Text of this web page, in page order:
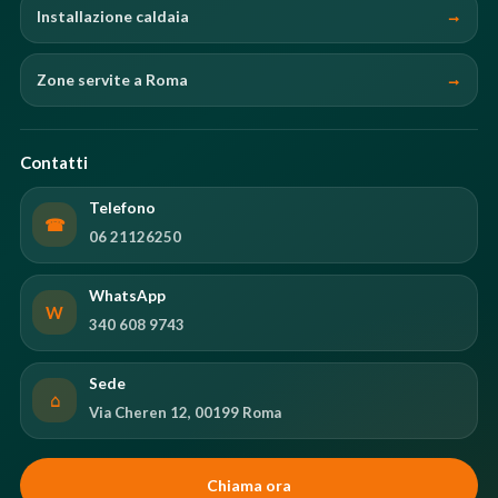
Installazione caldaia
Zone servite a Roma
Contatti
☎
Telefono
06 21126250
W
WhatsApp
340 608 9743
⌂
Sede
Via Cheren 12, 00199 Roma
Chiama ora